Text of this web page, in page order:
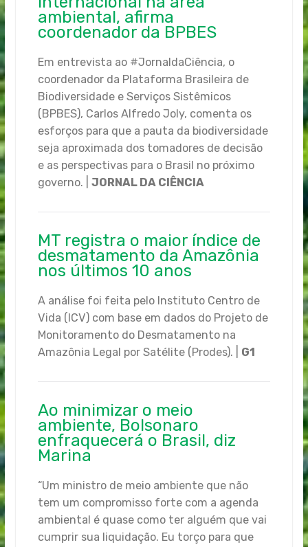
ambiental, afirma
coordenador da BPBES
Em entrevista ao #JornaldaCiência, o
coordenador da Plataforma Brasileira de
Biodiversidade e Serviços Sistêmicos
(BPBES), Carlos Alfredo Joly, comenta os
esforços para que a pauta da biodiversidade
seja aproximada dos tomadores de decisão
e as perspectivas para o Brasil no próximo
governo. | JORNAL DA CIÊNCIA
MT registra o maior índice de
desmatamento da Amazônia
nos últimos 10 anos
A análise foi feita pelo Instituto Centro de
Vida (ICV) com base em dados do Projeto de
Monitoramento do Desmatamento na
Amazônia Legal por Satélite (Prodes). | G1
Ao minimizar o meio
ambiente, Bolsonaro
enfraquecerá o Brasil, diz
Marina
“Um ministro de meio ambiente que não
tem um compromisso forte com a agenda
ambiental é quase como ter alguém que vai
cumprir sua liquidação. Eu torço para que